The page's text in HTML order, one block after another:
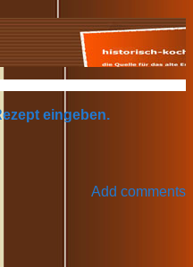
eingeben.
Add comments